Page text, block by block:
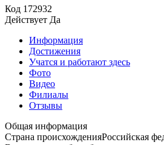
Код 172932
Действует Да
Информация
Достижения
Учатся и работают здесь
Фото
Видео
Филиалы
Отзывы
Общая информация
Страна происхожденияРоссийская